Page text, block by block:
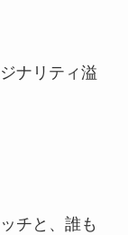
ナリティ溢
チと、誰も